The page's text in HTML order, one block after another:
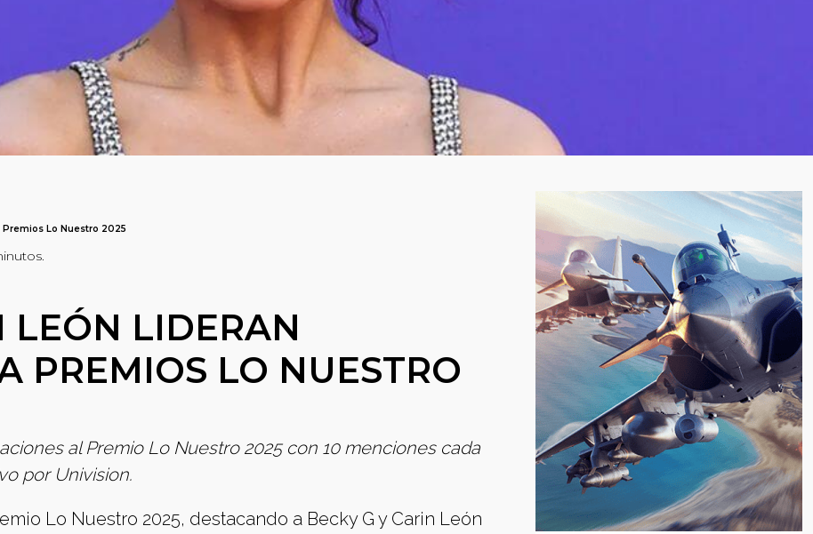
Lo Nuestro 2025
LEÓN LIDERAN
PREMIOS LO NUESTRO
al Premio Lo Nuestro 2025 con 10 menciones cada
por Univision.
Lo Nuestro 2025, destacando a Becky G y Carin León